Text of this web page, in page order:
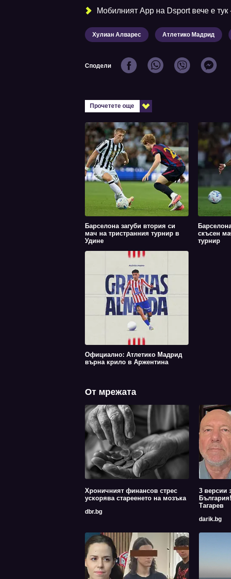
Мобилният Аpp на Dsport вече е тук
Хулиан Алварес Атлетико Мадрид
Сподели
Прочетете още
Барселона загуби втория си
мач на тристранния турнир в
Удине
скъсен
турнир
Официално: Атлетико Мадрид
върна крило в Аржентина
От мрежата
Хроничният финансов стрес
ускорява стареенето на мозъка
dbr.bg
3 версии
Тагарев
darik.bg